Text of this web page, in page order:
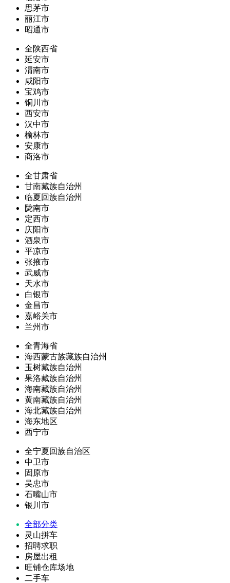
思茅市
丽江市
昭通市
全陕西省
延安市
渭南市
咸阳市
宝鸡市
铜川市
西安市
汉中市
榆林市
安康市
商洛市
全甘肃省
甘南藏族自治州
临夏回族自治州
陇南市
定西市
庆阳市
酒泉市
平凉市
张掖市
武威市
天水市
白银市
金昌市
嘉峪关市
兰州市
全青海省
海西蒙古族藏族自治州
玉树藏族自治州
果洛藏族自治州
海南藏族自治州
黄南藏族自治州
海北藏族自治州
海东地区
西宁市
全宁夏回族自治区
中卫市
固原市
吴忠市
石嘴山市
银川市
全部分类
灵山拼车
招聘求职
房屋出租
旺铺仓库场地
二手车